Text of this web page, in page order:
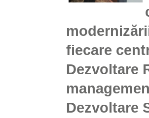
fiecare
Dezvoltare
Dezvoltare